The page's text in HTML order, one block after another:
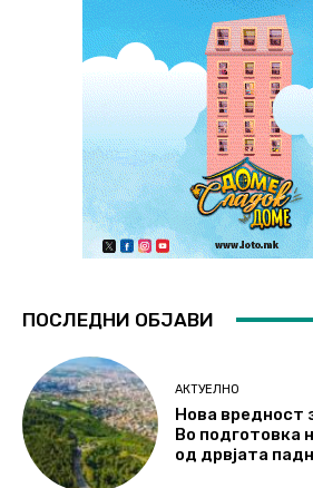
ПОСЛЕДНИ ОБЈАВИ
АКТУЕЛНО
Нова вредност
Во подготовка
од дрвјата